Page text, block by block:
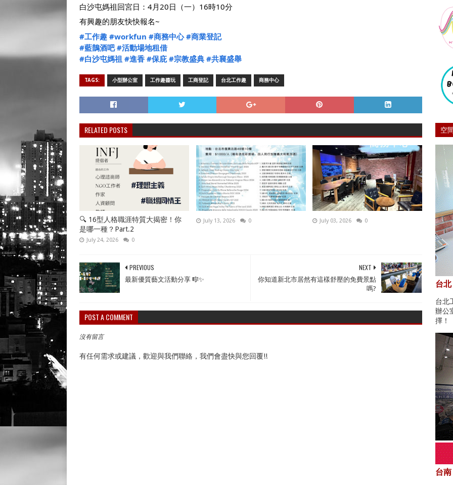
白沙屯媽祖回宮日：4月20日（一）16時10分
有興趣的朋友快快報名~
#工作趣 #workfun #商務中心 #商業登記
#藍鵲酒吧 #活動場地租借
#白沙屯媽祖 #進香 #保庇 #宗教盛典 #共襄盛舉
TAGS: 小型辦公室 工作趣醬玩 工商登記 台北工作趣 商務中心
RELATED POSTS
🔍 16型人格職涯特質大揭密！你
是哪一種？Part.2
July 24, 2026 0
July 13, 2026 0 July 03, 2026 0
NEXT
你知道新北市居然有這樣舒壓的免費景點
嗎?
PREVIOUS
最新優質藝文活動分享 🎼✨
POST A COMMENT
沒有留言
有任何需求或建議，歡迎與我們聯絡，我們會盡快與您回覆!!
空
台
台北
辦公
擇！
台